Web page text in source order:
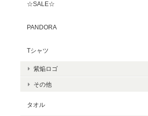
☆SALE☆
PANDORA
Tシャツ
紫焔ロゴ
その他
タオル